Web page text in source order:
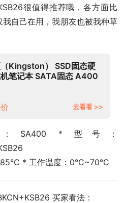
很值得推荐哦，各方面比
自己在用，我朋友也被我种草
Kingston） SSD固态硬
笔记本 SATA固态 A400
去看看 >>
* 型号：
* 工作温度：0°C~70°C
买家看法：